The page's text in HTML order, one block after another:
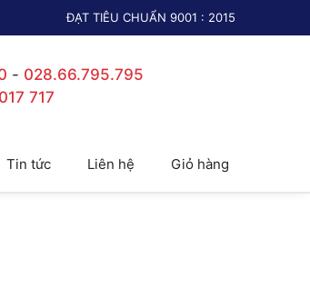
ĐẠT TIÊU CHUẨN 9001 : 2015
- 028.66.795.795
717
Tin tức Liên hệ Giỏ hàng